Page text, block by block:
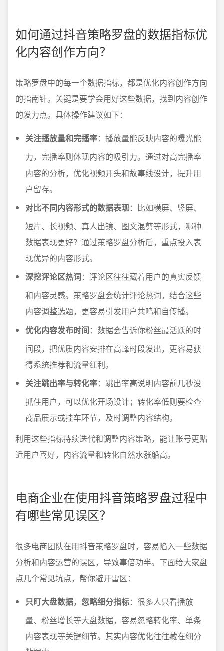
如何通过抖音策略罗盘的数据指标优
化内容创作方向？
策略罗盘中的每一个数据指标，都是优化内容创作方向
的指南针。关键是要学会用好这些数据，找到内容创作
的发力点。具体操作建议如下：
关注播放量和完播率：播放量能反映内容的曝光能
力，完播率则体现内容的吸引力。通过对高完播率
内容的分析，优化视频开头和故事线设计，提升用
户留存。
对比不同内容形式的数据表现：比如横屏、竖屏、
短片、长视频、真人出镜、图文混剪等形式，哪种
数据表现更好？通过策略罗盘分析后，重点投入表
现优异的内容形式。
深挖评论区热词：评论区往往藏着用户的真实反馈
和内容灵感。策略罗盘会统计评论热词，结合这些
内容调整选题，更容易引发用户共鸣和自传播。
优化内容发布时间：数据会告诉你粉丝最活跃的时
间段，把优质内容安排在高峰时段发出，更容易获
得系统推荐和流量红利。
关注跳出率与转化率：跳出率高说明内容前几秒没
抓住用户，可以优化开场设计；转化率低则要检查
商品展示或挂车环节，及时调整内容结构。
利用这些指标持续迭代和调整内容策略，能让账号更贴
近用户喜好，内容流量和转化自然水涨船高。
电商企业在使用抖音策略罗盘过程中
有哪些常见误区？
很多电商团队在用抖音策略罗盘时，容易陷入一些数据
分析和内容运营的误区，导致事倍功半。下面给大家盘
点几个常见坑点，帮你避开雷区：
只盯大盘数据，忽略细分指标：很多人只看播放
量、粉丝增长等大盘数据，容易忽略转化率、单条
内容表现等关键细节。其实内容优化往往藏在细分